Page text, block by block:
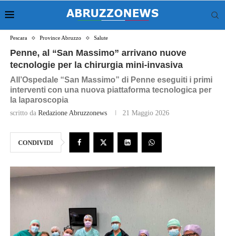
Pescara Province Abruzzo Salute
Penne, al “San Massimo” arrivano nuove
tecnologie per la chirurgia mini‑invasiva
All’Ospedale “San Massimo” di Penne eseguiti i primi
interventi con una nuova piattaforma tecnologica per
la laparoscopia
scritto da Redazione Abruzzonews 21 Maggio 2026
CONDIVIDI